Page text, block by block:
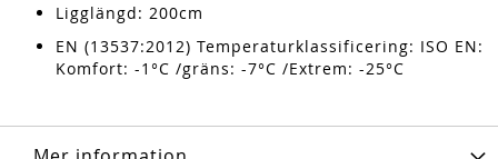
Ligglängd: 200cm
EN (13537:2012) Temperaturklassificering: ISO EN:
Komfort: -1°C /gräns: -7°C /Extrem: -25°C